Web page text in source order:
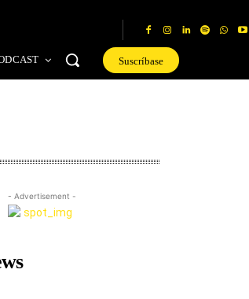
Suscríbase
- Advertisement -